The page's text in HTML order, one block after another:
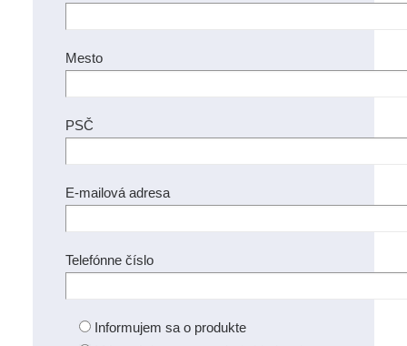
Mesto
PSČ
E-mailová adresa
Telefónne číslo
Informujem sa o produkte